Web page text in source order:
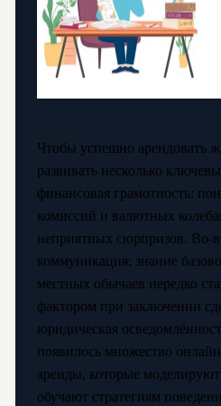
Чтобы успешно арендовать
развивать несколько
финансовая грамотность:
комиссий и валютных
неприятных сюрпризов. Во-
коммуникация: знание
местных обычаев нередко
фактором при заключении
юридическая
появилось множество
аренды, которые
обучают стратегиям